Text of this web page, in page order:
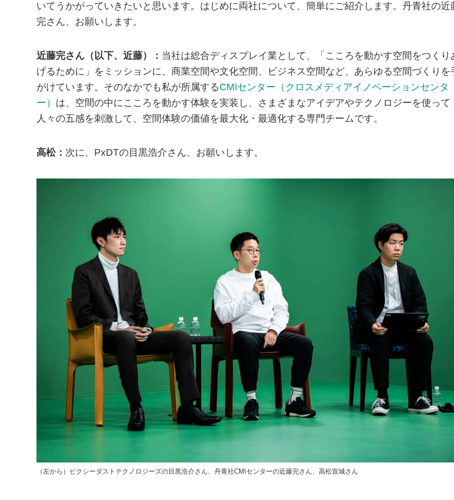
いてうかがっていきたいと思います。はじめに両社について、簡単にご紹介します。丹青社の近
完さん、お願いします。
近藤完さん（以下、近藤）： 当社は総合ディスプレイ業として、「こころを動かす空間をつくり
げるために」をミッションに、商業空間や文化空間、ビジネス空間など、あらゆる空間づくりを
がけています。そのなかでも私が所属するCMIセンター（クロスメディアイノベーションセンタ
ー） は、空間の中にこころを動かす体験を実装し、さまざまなアイデアやテクノロジーを使って
人々の五感を刺激して、空間体験の価値を最大化・最適化する専門チームです。
高松： 次に、PxDTの目黒浩介さん、お願いします。
（左から）ピクシーダストテクノロジーズの目黒浩介さん、丹青社CMIセンターの近藤完さん、高松宣城さん